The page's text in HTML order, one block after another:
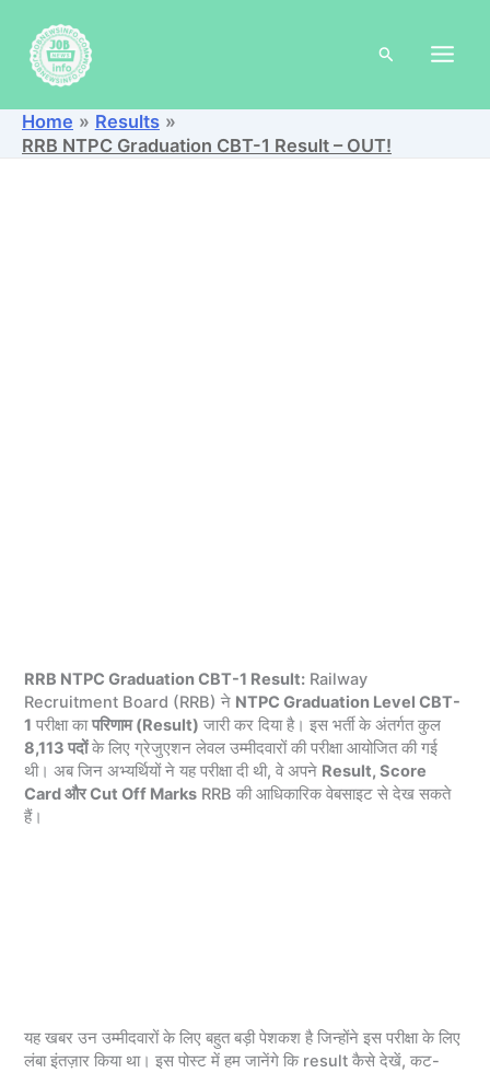
content
Search
Home
Results
RRB NTPC Graduation CBT-1 Result – OUT!
RRB NTPC Graduation CBT-1 Result: Railway
Recruitment Board (RRB) ने NTPC Graduation Level CBT-
1 परीक्षा कापरिणाम (Result) जारी कर दिया है। इस भर्ती के अंतर्गत कुल
8,113 पदोंके लिए ग्रेजुएशन लेवल उम्मीदवारों की परीक्षा आयोजित की गई
थी। अब जिन अभ्यर्थियों ने यह परीक्षा दी थी, वे अपने Result, Score
Card और Cut Off Marks RRB की आधिकारिक वेबसाइट से देख सकते
हैं।
यह खबर उन उम्मीदवारों के लिए बहुत बड़ी पेशकश है जिन्होंने इस परीक्षा के लिए
लंबा इंतज़ार किया था। इस पोस्ट में हम जानेंगे कि result कैसे देखें, कट-